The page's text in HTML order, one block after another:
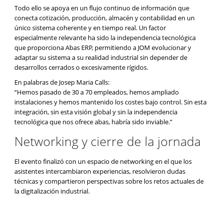
Todo ello se apoya en un flujo continuo de información que
conecta cotización, producción, almacén y contabilidad en un
único sistema coherente y en tiempo real. Un factor
especialmente relevante ha sido la independencia tecnológica
que proporciona Abas ERP, permitiendo a JOM evolucionar y
adaptar su sistema a su realidad industrial sin depender de
desarrollos cerrados o excesivamente rígidos.
En palabras de Josep Maria Calls:
“Hemos pasado de 30 a 70 empleados, hemos ampliado
instalaciones y hemos mantenido los costes bajo control. Sin esta
integración, sin esta visión global y sin la independencia
tecnológica que nos ofrece abas, habría sido inviable.”
Networking y cierre de la jornada
El evento finalizó con un espacio de networking en el que los
asistentes intercambiaron experiencias, resolvieron dudas
técnicas y compartieron perspectivas sobre los retos actuales de
la digitalización industrial.